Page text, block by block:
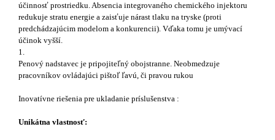
účinnosť prostriedku. Absencia integrovaného chemického injektoru
redukuje stratu energie a zaisťuje nárast tlaku na tryske (proti
predchádzajúcim modelom a konkurencii). Vďaka tomu je umývací
účinok vyšší.
1.
Penový nadstavec je pripojiteľný obojstranne. Neobmedzuje
pracovníkov ovládajúci pištoľ ľavú, či pravou rukou
Inovatívne riešenia pre ukladanie príslušenstva :
Unikátna vlastnosť: